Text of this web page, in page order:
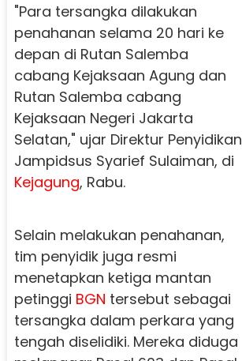
"Para tersangka dilakukan
penahanan selama 20 hari ke
depan di Rutan Salemba
cabang Kejaksaan Agung dan
Rutan Salemba cabang
Kejaksaan Negeri Jakarta
Selatan," ujar Direktur Penyidikan
Jampidsus Syarief Sulaiman, di
Kejagung, Rabu.
Selain melakukan penahanan,
tim penyidik juga resmi
menetapkan ketiga mantan
petinggi BGN tersebut sebagai
tersangka dalam perkara yang
tengah diselidiki. Mereka diduga